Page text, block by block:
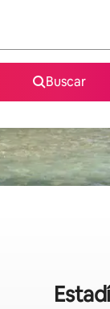
Buscar